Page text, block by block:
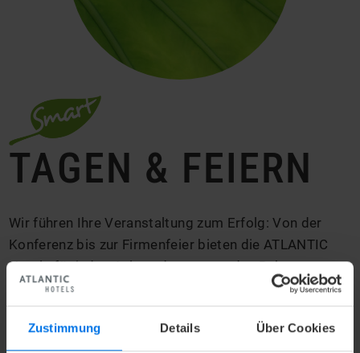
Zustimmung Details Über Cookies
TAGEN & FEIERN
Wir führen Ihre Veranstaltung zum Erfolg: Von der
Konferenz bis zur Firmenfeier bieten die ATLANTIC
Hotels für jeden Anlass den passenden Rahmen.
Unsere Teams gestalten Ihr Event ganz nach Ihren
Vorstellungen und sorgen dafür, dass sich Ihre Gäste
rundum wohlfühlen.